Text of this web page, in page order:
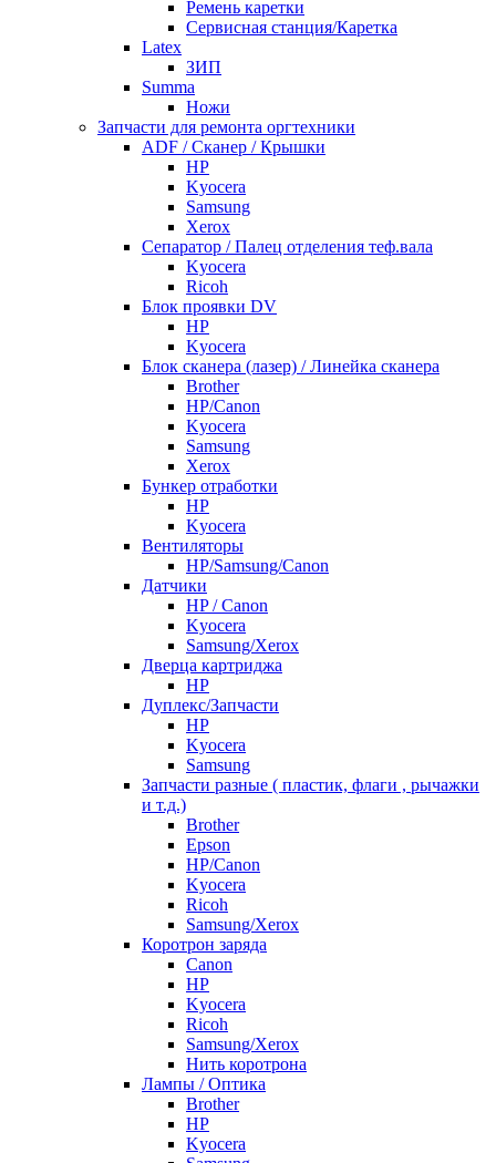
Ремень каретки
Сервисная станция/Каретка
Latex
ЗИП
Summa
Ножи
Запчасти для ремонта оргтехники
ADF / Сканер / Крышки
HP
Kyocera
Samsung
Xerox
Cепаратор / Палец отделения теф.вала
Kyocera
Ricoh
Блок проявки DV
HP
Kyocera
Блок сканера (лазер) / Линейка сканера
Brother
HP/Canon
Kyocera
Samsung
Xerox
Бункер отработки
HP
Kyocera
Вентиляторы
HP/Samsung/Canon
Датчики
HP / Canon
Kyocera
Samsung/Xerox
Дверца картриджа
HP
Дуплекс/Запчасти
HP
Kyocera
Samsung
Запчасти разные ( пластик, флаги , рычажки
и т.д.)
Brother
Epson
HP/Canon
Kyocera
Ricoh
Samsung/Xerox
Коротрон заряда
Canon
HP
Kyocera
Ricoh
Samsung/Xerox
Нить коротрона
Лампы / Оптика
Brother
HP
Kyocera